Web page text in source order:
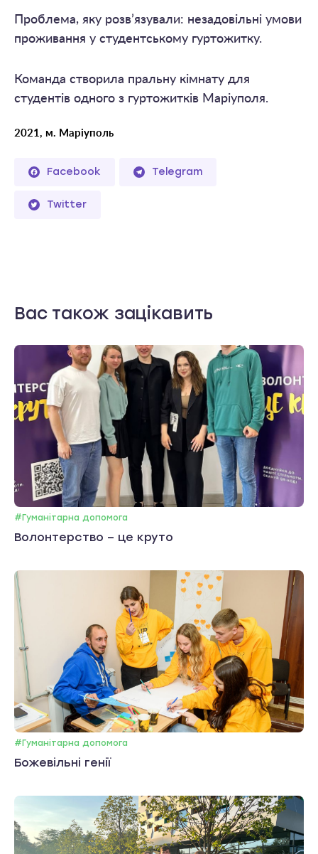
Проблема, яку розв’язували: незадовільні умови
проживання у студентському гуртожитку.
Команда створила пральну кімнату для
студентів одного з гуртожитків Маріуполя.
2021, м. Маріуполь
Facebook Telegram
Twitter
Вас також зацікавить
#Гуманітарна допомога
Волонтерство – це круто
#Гуманітарна допомога
Божевільні генії